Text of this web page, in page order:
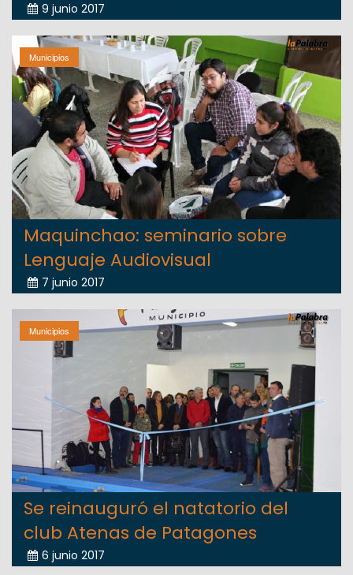
9 junio 2017
Municipios
Maquinchao: seminario sobre
Lenguaje Audiovisual
7 junio 2017
Municipios
Se reinauguró el natatorio del
club Atenas de Patagones
6 junio 2017